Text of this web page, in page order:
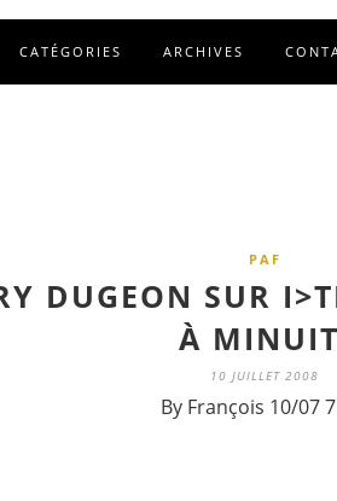
CATÉGORIES ARCHIVES
PAF
DUGEON SUR
À
10 JUILLET 2008
By François 10/07